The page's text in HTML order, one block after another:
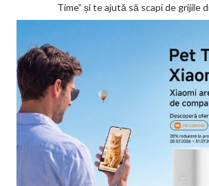
Time” și te ajută să scapi de grijile